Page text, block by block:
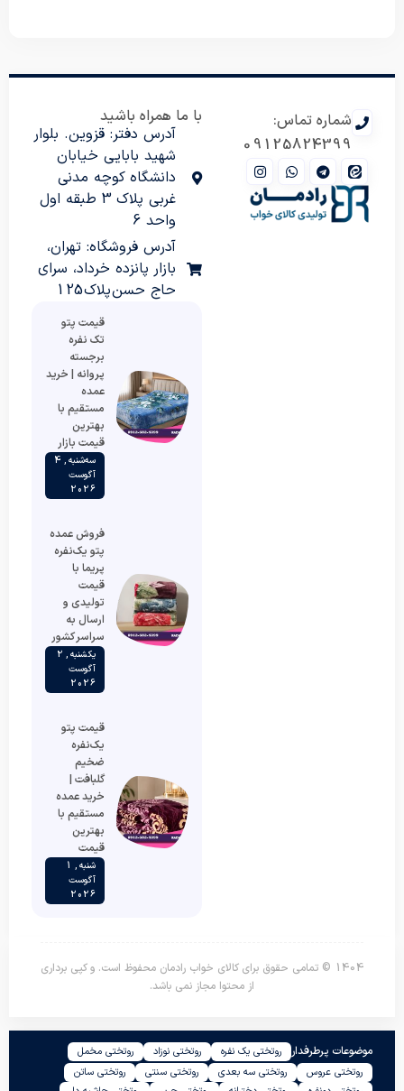
شماره تماس:
09125824399
با ما همراه باشید
آدرس دفتر: قزوین. بلوار
شهید بابایی خیابان
دانشگاه کوچه مدنی
غربی پلاک 3 طبقه اول
واحد 6
آدرس فروشگاه: تهران،
بازار پانزده خرداد، سرای
حاج حسن پلاک 125
قیمت پتو
تک نفره
برجسته
پروانه | خرید
عمده
مستقیم با
بهترین
قیمت بازار
سه‌شنبه , 4
آگوست
2026
فروش عمده
پتو یک‌نفره
پریما با
قیمت
تولیدی و
ارسال به
سراسر کشور
یکشنبه , 2
آگوست
2026
قیمت پتو
یک‌نفره
ضخیم
گلبافت |
خرید عمده
مستقیم با
بهترین
قیمت
شنبه , 1
آگوست
2026
1404 © تمامی حقوق برای کالای خواب رادمان محفوظ است. و کپی برداری
از محتوا مجاز نمی باشد.
موضوعات پرطرفدار روتختی یک نفره روتختی نوزاد
روتختی مخمل
روتختی عروس
روتختی سه بعدی روتختی سنتی
روتختی ساتن